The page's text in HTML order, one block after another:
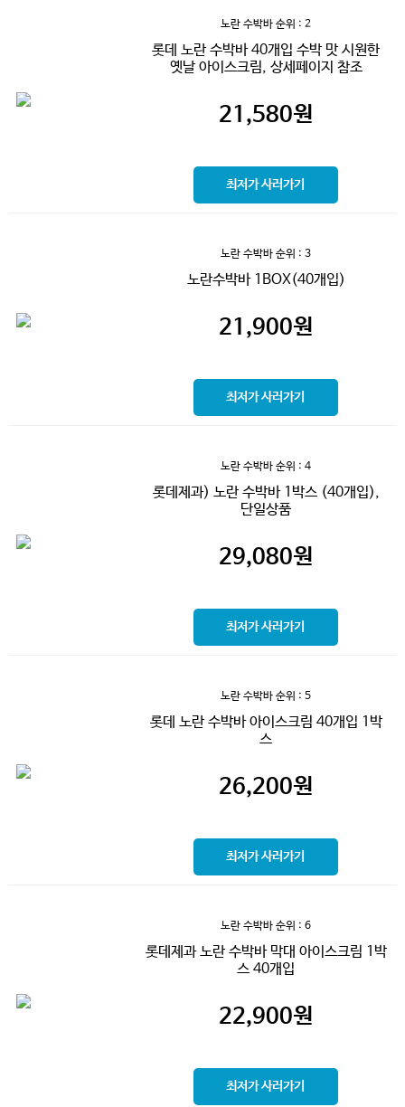
노란 수박바 순위 : 2
롯데 노란 수박바 40개입 수박 맛 시원한
옛날 아이스크림, 상세페이지 참조
21,580원
최저가 사러가기
노란 수박바 순위 : 3
노란수박바 1BOX(40개입)
21,900원
최저가 사러가기
노란 수박바 순위 : 4
롯데제과) 노란 수박바 1박스 (40개입),
단일상품
29,080원
최저가 사러가기
노란 수박바 순위 : 5
롯데 노란 수박바 아이스크림 40개입 1박
스
26,200원
최저가 사러가기
노란 수박바 순위 : 6
롯데제과 노란 수박바 막대 아이스크림 1박
스 40개입
22,900원
최저가 사러가기